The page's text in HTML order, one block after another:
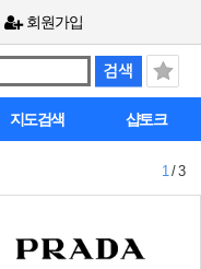
회원가입
지도검색 샵토크
1/ 3